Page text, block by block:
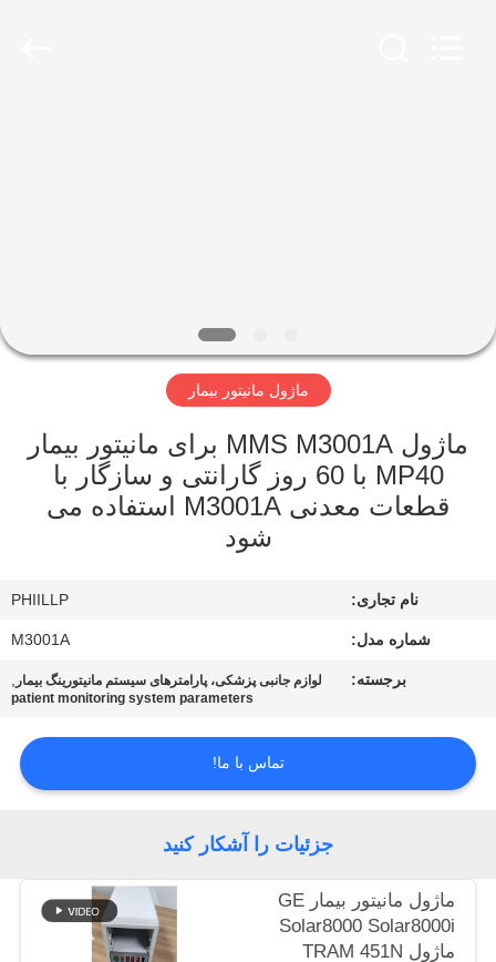
درباره
ما
تور
کارخانه
کیفیت
تماس
بگیرید
نقل قول
NEWS
ماژول مانیتور بیمار
ماژول MMS M3001A برای مانیتور بیمار
MP40 با 60 روز گارانتی و سازگار با
قطعات معدنی M3001A استفاده می
شود
نام تجاری: PHIILLP
شماره مدل: M3001A
برجسته: لوازم جانبی پزشکی، پارامترهای سیستم مانیتورینگ بیمار ,
patient monitoring system parameters
تماس با ما!
جزئیات را آشکار کنید
ماژول مانیتور بیمار GE
Solar8000 Solar8000i
ماژول TRAM 451N